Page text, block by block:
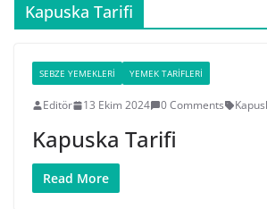
Kapuska Tarifi
SEBZE YEMEKLERI YEMEK TARIFLERI
Editör 13 Ekim 2024 0 Comments
Kapuska Tarifi
Read More